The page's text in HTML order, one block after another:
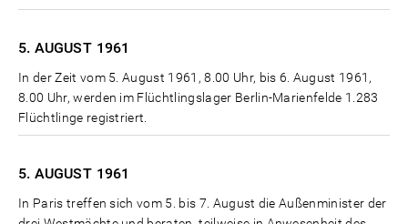
5. AUGUST 1961
In der Zeit vom 5. August 1961, 8.00 Uhr, bis 6. August 1961,
8.00 Uhr, werden im Flüchtlingslager Berlin-Marienfelde 1.283
Flüchtlinge registriert.
5. AUGUST 1961
In Paris treffen sich vom 5. bis 7. August die Außenminister der